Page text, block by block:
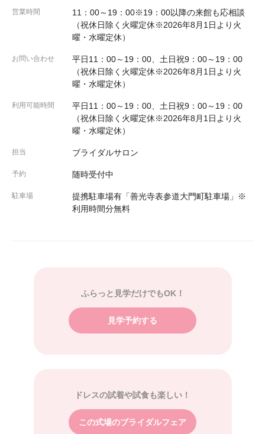
営業時間
11：00～19：00※19：00以降の来館も応相談
（祝休日除く火曜定休※2026年8月1日より火
曜・水曜定休）
お問い合わせ
平日11：00～19：00、土日祝9：00～19：00
（祝休日除く火曜定休※2026年8月1日より火
曜・水曜定休）
利用可能時間
平日11：00～19：00、土日祝9：00～19：00
（祝休日除く火曜定休※2026年8月1日より火
曜・水曜定休）
担当 ブライダルサロン
予約 随時受付中
駐車場
提携駐車場有「善光寺表参道大門町駐車場」※
利用時間分無料
ふらっと見学だけでもOK！
見学予約する
ドレスの試着や試食も楽しい！
この式場のブライダルフェア